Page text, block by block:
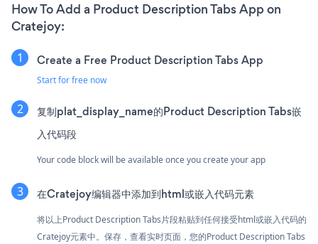
How To Add a Product Description Tabs App on
Cratejoy:
Create a Free Product Description Tabs App
Start for free now
复制plat_display_name的Product Description Tabs嵌
入代码段
Your code block will be available once you create your app
在Cratejoy编辑器中添加到html或嵌入代码元素
将以上Product Description Tabs片段粘贴到任何接受html或嵌入代码的
Cratejoy元素中。保存，查看实时页面，您的Product Description Tabs